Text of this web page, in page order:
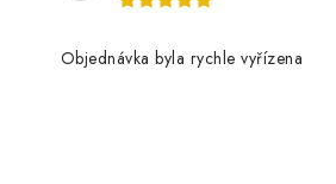
Objednávka byla rychle vyřízena